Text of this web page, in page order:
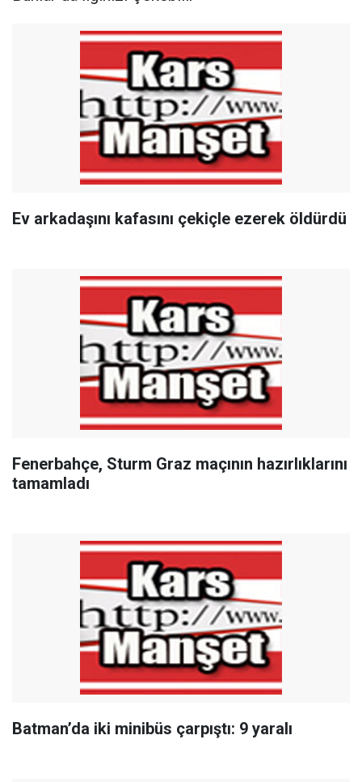
Ev arkadaşını kafasını çekiçle ezerek öldürdü
Fenerbahçe, Sturm Graz maçının hazırlıklarını
tamamladı
Batman’da iki minibüs çarpıştı: 9 yaralı